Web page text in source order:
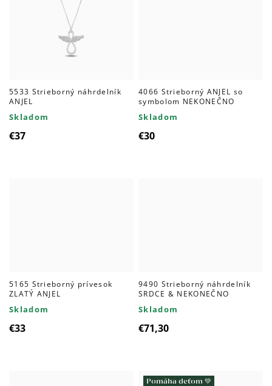
5533 Strieborný náhrdelník
ANJEL
Skladom
€37
4066 Strieborný ANJEL so
symbolom NEKONEČNO
Skladom
€30
5165 Strieborný prívesok
ZLATÝ ANJEL
Skladom
€33
9490 Strieborný náhrdelník
SRDCE & NEKONEČNO
Skladom
€71,30
Pomáha deťom 💚